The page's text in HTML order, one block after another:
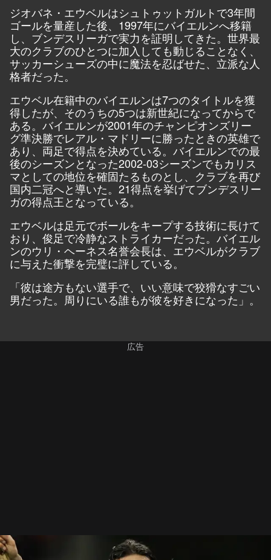
ジオバネ・エウベルはシュトゥットガルトで3年間
ゴールを量産した後、1997年にバイエルンへ移籍
し、ブンデスリーガで実力を証明してきた。世界最
大のクラブのひとつに加入しても動じることなく、
サッカーシューズの中に魔法を忍ばせた、立派な人
格者だった。
エウベル在籍中のバイエルンは7つのタイトルを獲
得したが、そのうちの5つは新世紀になってからで
ある。バイエルンが2001年のチャンピオンズリー
グ準決勝でレアル・マドリーに勝ったときの英雄で
あり、両足で得点を決めている。バイエルンでの最
後のシーズンとなった2002-03シーズンでもカリス
マとしての地位を確固たるものとし、クラブを再び
国内二冠へと導いた。21得点を挙げてブンデスリー
ガの得点王となっている。
エウベルは足元でボールをキープする技術に長けて
おり、俊足で冷静なストライカーだった。バイエル
ンのウリ・ヘーネス名誉会長は、エウベルがクラブ
に与えた衝撃を完璧に評している。
「彼は途方もない選手で、いい意味で狡猾なすごい
男だった。周りにいる誰もが彼を好きになった」。